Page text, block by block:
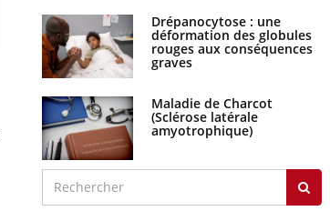
Drépanocytose : une
déformation des globules
rouges aux conséquences
graves
Maladie de Charcot
(Sclérose latérale
amyotrophique)